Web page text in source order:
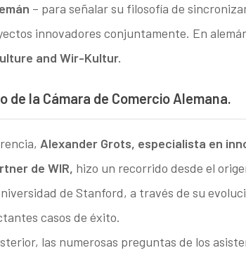
– para señalar su filosofía de
innovadores conjuntamente. En
and Wir-Kultur.
de la Cámara de Comercio Alemana.
Alexander Grots, especialista en
de WIR, hizo un recorrido desde el
de Stanford, a través de su
casos de éxito.
las numerosas preguntas de los